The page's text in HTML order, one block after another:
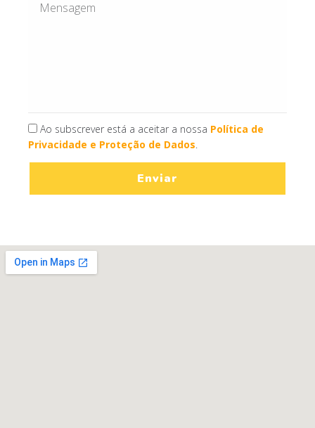
Ao subscrever está a aceitar a nossa Política de
Privacidade e Proteção de Dados
Enviar